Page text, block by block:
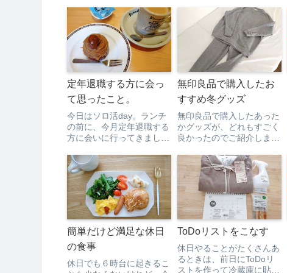
定年退職する方に会っ
て思ったこと。
今日はソロ活day。ランチ
の前に、今月定年退職する
方に会いに行ってきまし
ったところ、「年金だけで
は食べていけないから働か
ないと…」すぐハローワー
クに行くと言ってて、働か
ない選択肢はないようでし
た。家に帰り家計簿をつ
け...
無印良品で購入したお
すすめ冬グッズ
無印良品で購入したあった
かグッズが、どれもすごく
良かったのでご紹介しま
たたかファイバー ムレに
くい厚手敷パッド』サイ
ズ シングル色
グレーベージュ値段
4,990円ちょっと色が白っ
ぽく写ってますが、１枚
目...
簡単だけど満足な休日
の食事
休日でも６時台に起きるこ
ToDoリストをこなす
休日やることがたくさんあ
るときは、前日にToDoリ
ストを作って冷蔵庫に貼っ